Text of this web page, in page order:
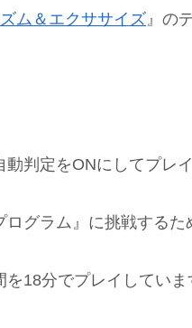
ム＆エクササイズ 』の
動判定をONにしてプレ
ログラム』に挑戦するた
を18分でプレイしていま